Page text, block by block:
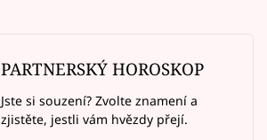
PARTNERSKÝ HOROSKOP
Jste si souzení? Zvolte znamení a
zjistěte, jestli vám hvězdy přejí.